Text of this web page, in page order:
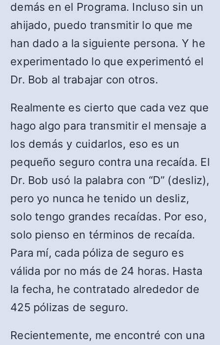
demás en el Programa. Incluso sin un
ahijado, puedo transmitir lo que me
han dado a la siguiente persona. Y he
experimentado lo que experimentó el
Dr. Bob al trabajar con otros.
Realmente es cierto que cada vez que
hago algo para transmitir el mensaje a
los demás y cuidarlos, eso es un
pequeño seguro contra una recaída. El
Dr. Bob usó la palabra con “D” (desliz),
pero yo nunca he tenido un desliz,
solo tengo grandes recaídas. Por eso,
solo pienso en términos de recaída.
Para mí, cada póliza de seguro es
válida por no más de 24 horas. Hasta
la fecha, he contratado alrededor de
425 pólizas de seguro.
Recientemente, me encontré con una